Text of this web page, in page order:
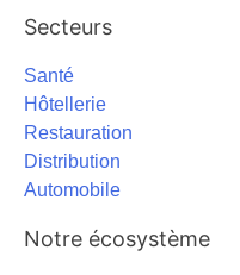
Secteurs
Santé
Hôtellerie
Restauration
Distribution
Automobile
Notre écosystème